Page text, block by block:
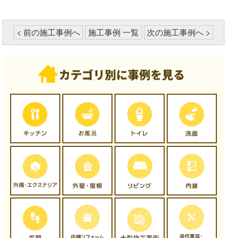
< 前の施工事例へ 施工事例 一覧 次の施工事例へ >